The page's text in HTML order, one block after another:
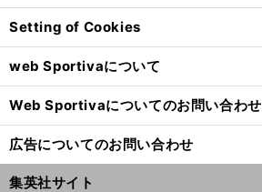
Setting of Cookies
web Sportivaについて
Web Sportivaについてのお問い合わせ
広告についてのお問い合わせ
集英社サイト